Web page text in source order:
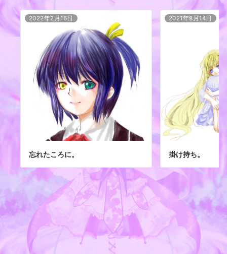
2022年2月16日
忘れたころに。
2021年8月14日
掛け持ち。